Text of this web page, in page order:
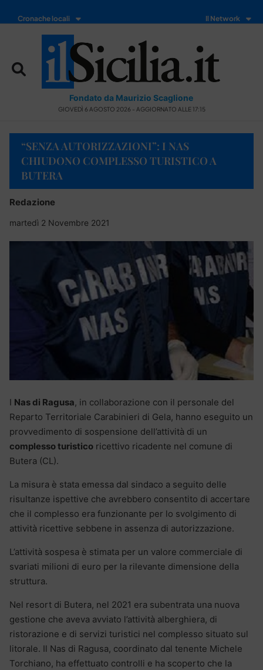
Cronache locali Il Network
Fondato da Maurizio Scaglione
GIOVEDÌ 6 AGOSTO 2026 - AGGIORNATO ALLE 17:15
“SENZA AUTORIZZAZIONI”: I NAS
CHIUDONO COMPLESSO TURISTICO A
BUTERA
Redazione
martedì 2 Novembre 2021
I Nas di Ragusa, in collaborazione con il personale del
Reparto Territoriale Carabinieri di Gela, hanno eseguito un
provvedimento di sospensione dell’attività di un
complesso turistico ricettivo ricadente nel comune di
Butera (CL).
La misura è stata emessa dal sindaco a seguito delle
risultanze ispettive che avrebbero consentito di accertare
che il complesso era funzionante per lo svolgimento di
attività ricettive sebbene in assenza di autorizzazione.
L’attività sospesa è stimata per un valore commerciale di
svariati milioni di euro per la rilevante dimensione della
struttura.
Nel resort di Butera, nel 2021 era subentrata una nuova
gestione che aveva avviato l’attività alberghiera, di
ristorazione e di servizi turistici nel complesso situato sul
litorale. Il Nas di Ragusa, coordinato dal tenente Michele
Torchiano, ha effettuato controlli e ha scoperto che la